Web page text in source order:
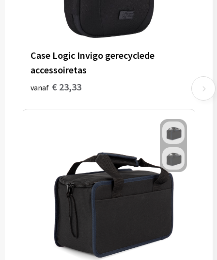
Case Logic Invigo gerecyclede
accessoiretas
vanaf € 23,33